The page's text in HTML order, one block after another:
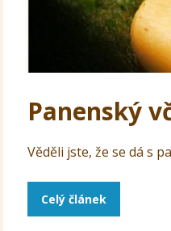
Panenský
Věděli jste, že se dá s
Celý článek